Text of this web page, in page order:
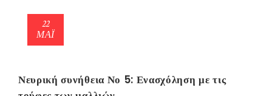
22
ΜΑΪ́
Νευρική συνήθεια Νο 5: Ενασχόληση με τις